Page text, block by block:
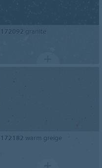
172092 granite
172182 warm greige